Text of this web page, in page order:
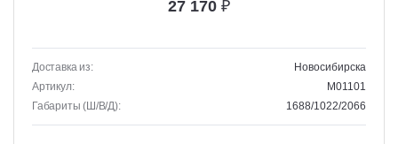
27 170 ₽
Доставка из:
Новосибирска
Артикул:
M01101
Габариты (Ш/В/Д):
1688/1022/2066